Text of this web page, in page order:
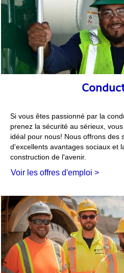
Si vous êtes passionné par la
prenez la sécurité au sérieux,
idéal pour nous! Nous offrons des
d'excellents avantages sociaux et
construction de l'avenir.
Voir les offres d'emploi >